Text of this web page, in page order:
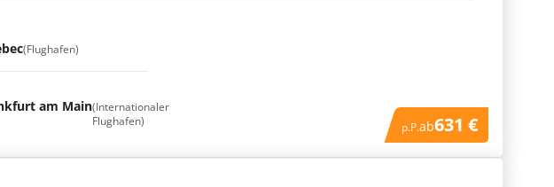
(Flughafen)
am Main(Internationaler
Flughafen)
p.P.ab631 €